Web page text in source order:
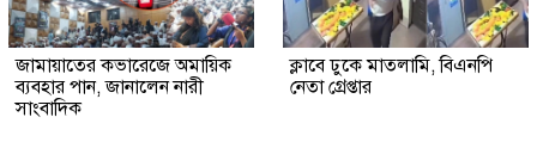
জামায়াতের কভারেজে অমায়িক
ব্যবহার পান, জানালেন নারী
সাংবাদিক
ক্লাবে ঢুকে মাতলামি, বিএনপি
নেতা গ্রেপ্তার